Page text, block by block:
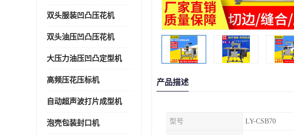
双头服装凹凸压花机
双头油压凹凸压花机
大压力油压凹凸定型机
高频压花压标机
自动超声波打片成型机
泡壳包装封口机
产品描述
型号 LY-CSB70